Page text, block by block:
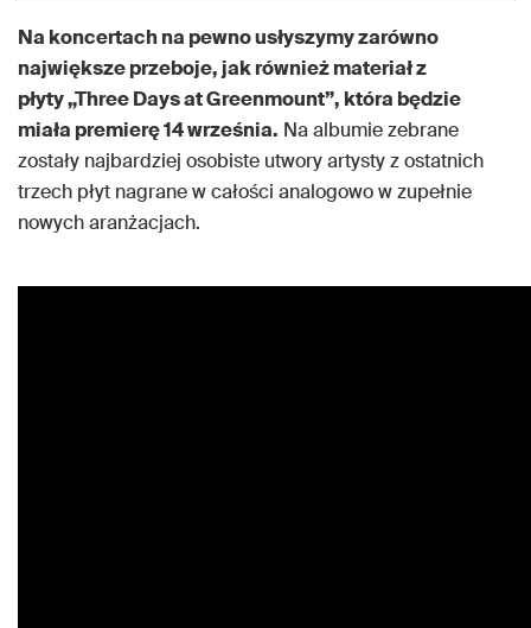
Na koncertach na pewno usłyszymy zarówno
największe przeboje, jak również materiał z
płyty „Three Days at Greenmount”, która będzie
miała premierę 14 września. Na albumie zebrane
zostały najbardziej osobiste utwory artysty z ostatnich
trzech płyt nagrane w całości analogowo w zupełnie
nowych aranżacjach.